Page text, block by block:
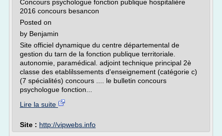
Concours psychologue fonction publique hospitalière
2016 concours besancon
Posted on
by Benjamin
Site officiel dynamique du centre départemental de
gestion du tarn de la fonction publique territoriale.
autonomie, paramédical. adjoint technique principal 2è
classe des etablilssements d'enseignement (catégorie c)
(7 spécialités) concours .... le bulletin concours
psychologue fonction...
Lire la suite
Site : http://vipwebs.info